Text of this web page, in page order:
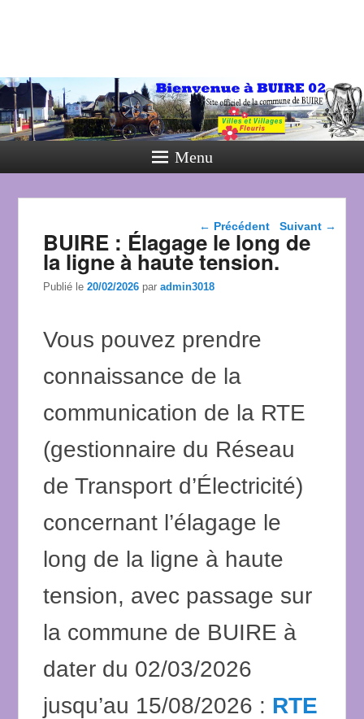
Menu
Navigation dans les
articles
← Précédent Suivant →
BUIRE : Élagage le long de
la ligne à haute tension.
Publié le20/02/2026 paradmin3018
Vous pouvez prendre
connaissance de la
communication de la RTE
(gestionnaire du Réseau
de Transport d’Électricité)
concernant l’élagage le
long de la ligne à haute
tension, avec passage sur
la commune de BUIRE à
dater du 02/03/2026
jusqu’au 15/08/2026 : RTE